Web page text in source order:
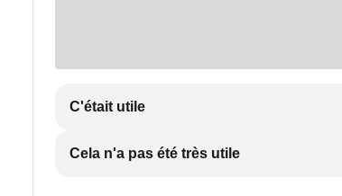
C'était utile
Cela n'a pas été très utile